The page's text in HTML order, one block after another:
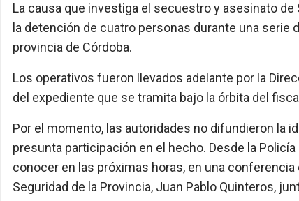
La causa que investiga el secuestro y asesinato
la detención de cuatro personas durante una
provincia de Córdoba.
Los operativos fueron llevados adelante por la
del expediente que se tramita bajo la órbita del
Por el momento, las autoridades no difundieron la
presunta participación en el hecho. Desde la
conocer en las próximas horas, en una
Seguridad de la Provincia, Juan Pablo Quinteros,